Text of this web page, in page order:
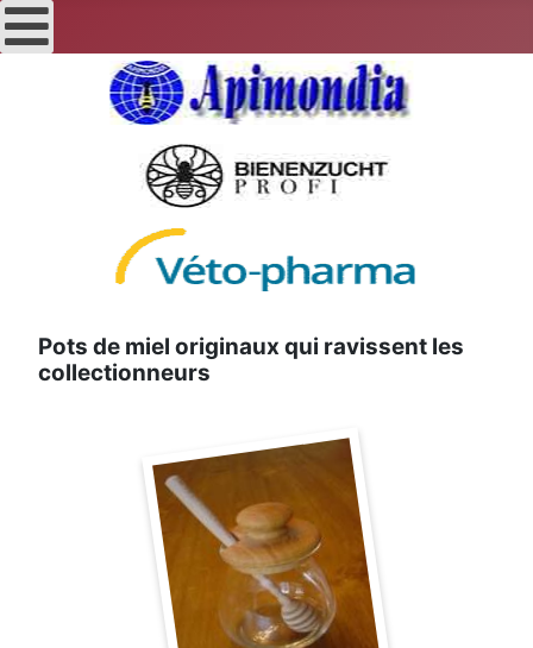
Pots de miel originaux qui ravissent les
collectionneurs